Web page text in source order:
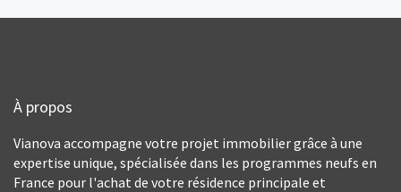
À propos
Vianova accompagne votre projet immobilier grâce à une
expertise unique, spécialisée dans les programmes neufs en
France pour l'achat de votre résidence principale et